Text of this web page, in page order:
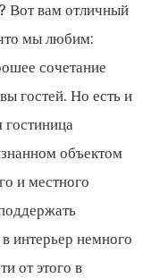
Вот вам отличный
мы любим:
сочетание
гостей. Но есть и
гостиница
объектом
и местного
интерьер немного
от этого в